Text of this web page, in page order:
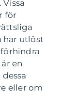
för
har utlöst
en
eller om